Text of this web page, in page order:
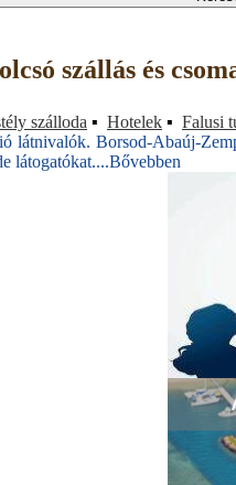
szállás és
szálloda ▪ Hotelek ▪ Falusi
látnivalók. Borsod-Abaúj-
látogatókat....Bővebben